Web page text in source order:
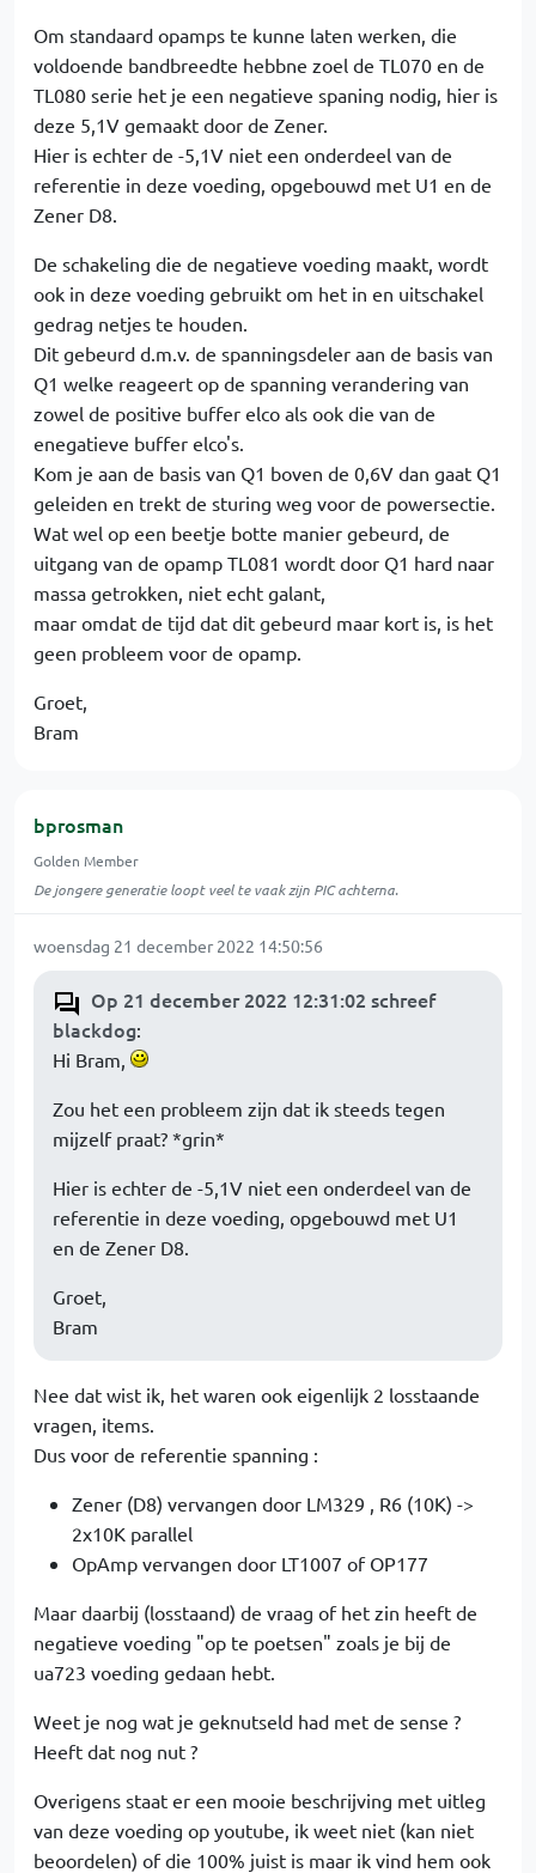
Om standaard opamps te kunne laten werken, die
voldoende bandbreedte hebbne zoel de TL070 en de
TL080 serie het je een negatieve spaning nodig, hier is
deze 5,1V gemaakt door de Zener.
Hier is echter de -5,1V niet een onderdeel van de
referentie in deze voeding, opgebouwd met U1 en de
Zener D8.
De schakeling die de negatieve voeding maakt, wordt
ook in deze voeding gebruikt om het in en uitschakel
gedrag netjes te houden.
Dit gebeurd d.m.v. de spanningsdeler aan de basis van
Q1 welke reageert op de spanning verandering van
zowel de positive buffer elco als ook die van de
enegatieve buffer elco's.
Kom je aan de basis van Q1 boven de 0,6V dan gaat Q1
geleiden en trekt de sturing weg voor de powersectie.
Wat wel op een beetje botte manier gebeurd, de
uitgang van de opamp TL081 wordt door Q1 hard naar
massa getrokken, niet echt galant,
maar omdat de tijd dat dit gebeurd maar kort is, is het
geen probleem voor de opamp.
Groet,
Bram
bprosman
Golden Member
De jongere generatie loopt veel te vaak zijn PIC achterna.
woensdag 21 december 2022 14:50:56
Op 21 december 2022 12:31:02 schreef
blackdog:
Hi Bram,
Zou het een probleem zijn dat ik steeds tegen
mijzelf praat? *grin*
Hier is echter de -5,1V niet een onderdeel van de
referentie in deze voeding, opgebouwd met U1
en de Zener D8.
Groet,
Bram
Nee dat wist ik, het waren ook eigenlijk 2 losstaande
vragen, items.
Dus voor de referentie spanning :
Zener (D8) vervangen door LM329 , R6 (10K) ->
2x10K parallel
OpAmp vervangen door LT1007 of OP177
Maar daarbij (losstaand) de vraag of het zin heeft de
negatieve voeding "op te poetsen" zoals je bij de
ua723 voeding gedaan hebt.
Weet je nog wat je geknutseld had met de sense ?
Heeft dat nog nut ?
Overigens staat er een mooie beschrijving met uitleg
van deze voeding op youtube, ik weet niet (kan niet
beoordelen) of die 100% juist is maar ik vind hem ook